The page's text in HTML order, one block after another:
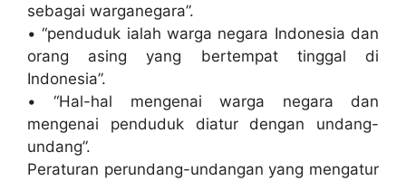
sebagai warganegara”.
• “penduduk ialah warga negara Indonesia dan
orang asing yang bertempat tinggal di
Indonesia”.
• “Hal-hal mengenai warga negara dan
mengenai penduduk diatur dengan undang-
undang”.
Peraturan perundang-undangan yang mengatur